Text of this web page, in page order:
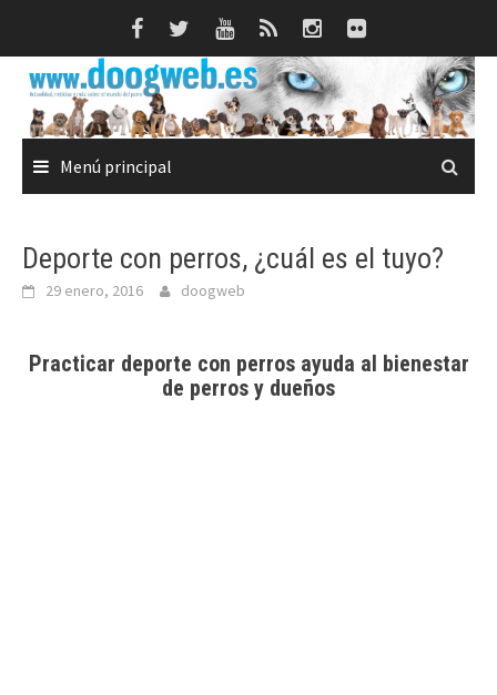
Menú principal
Deporte con perros, ¿cuál es el tuyo?
29 enero, 2016 doogweb
Practicar deporte con perros ayuda al bienestar
de perros y dueños